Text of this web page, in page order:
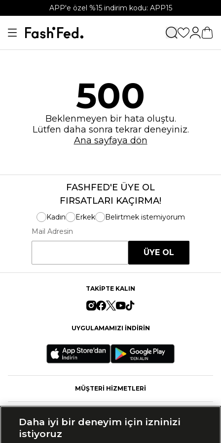
APP'e özel %15 indirim kodu: APP15
500
Beklenmeyen bir hata oluştu.
Lütfen daha sonra tekrar deneyiniz.
Ana sayfaya dön
FASHFED'E ÜYE OL
FIRSATLARI KAÇIRMA!
Kadın Erkek
Belirtmek istemiyorum
Mail Adresin
ÜYE OL
TAKİPTE KALIN
UYGULAMAMIZI İNDİRİN
MÜŞTERİ HİZMETLERİ
Daha iyi bir deneyim için izninizi
istiyoruz